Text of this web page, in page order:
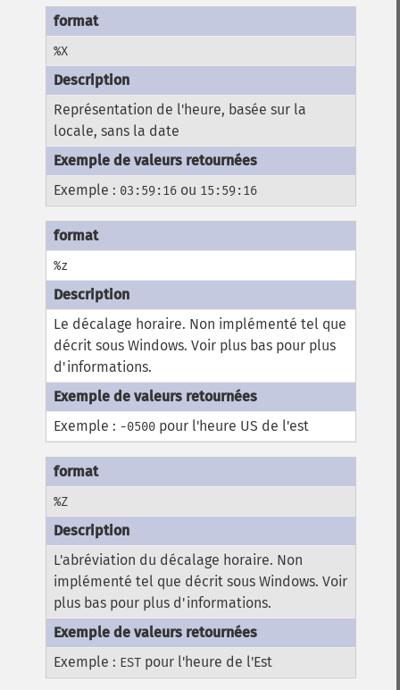
%X
Représentation de l'heure, basée sur la
locale, sans la date
Exemple : 03:59:16 ou 15:59:16
%z
Le décalage horaire. Non implémenté tel que
décrit sous Windows. Voir plus bas pour plus
d'informations.
Exemple : -0500 pour l'heure US de l'est
%Z
L'abréviation du décalage horaire. Non
implémenté tel que décrit sous Windows. Voir
plus bas pour plus d'informations.
Exemple : EST pour l'heure de l'Est